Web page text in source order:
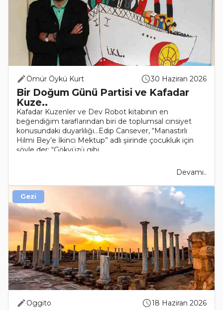
Ömür Öykü Kurt 30 Haziran 2026
Bir Doğum Günü Partisi ve Kafadar
Kuze..
Kafadar Kuzenler ve Dev Robot kitabının en
beğendiğim taraflarından biri de toplumsal cinsiyet
konusundaki duyarlılığı...Edip Cansever, “Manastırlı
Hilmi Bey’e İkinci Mektup” adlı şiirinde çocukluk için
şöyle der: “Gökyüzü gibi..
Devamı..
Oggito 18 Haziran 2026
Gezi